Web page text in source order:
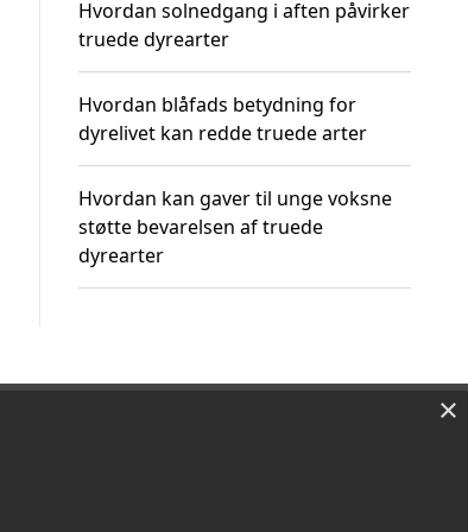
Hvordan solnedgang i aften påvirker
truede dyrearter
Hvordan blåfads betydning for
dyrelivet kan redde truede arter
Hvordan kan gaver til unge voksne
støtte bevarelsen af truede
dyrearter
×